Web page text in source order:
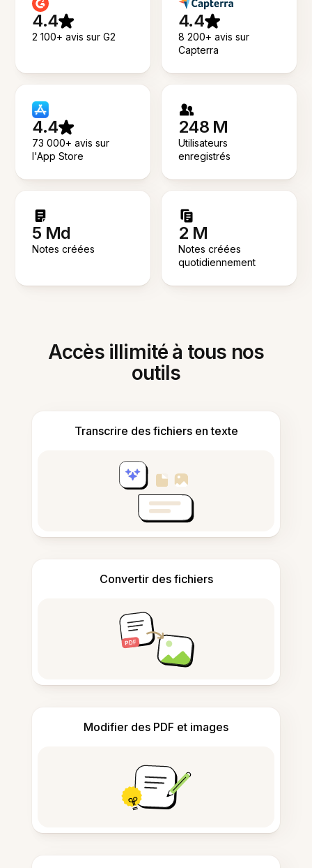
4.4
2 100+ avis sur G2
4.4
8 200+ avis sur
Capterra
4.4
73 000+ avis sur
l'App Store
248 M
Utilisateurs
enregistrés
5 Md
Notes créées
2 M
Notes créées
quotidiennement
Accès illimité à tous nos
outils
Transcrire des fichiers en texte
Convertir des fichiers
Modifier des PDF et images